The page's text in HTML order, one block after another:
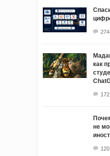
274
как
172
не
120